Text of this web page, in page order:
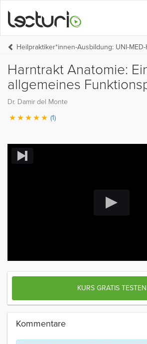
Heilpraktiker*innen-Ausbildung: UNI-MED-
Harntrakt Anatomie:
allgemeines
Dr. Damir del Monte
(1)
KURS GRATIS TESTEN
Kommentare